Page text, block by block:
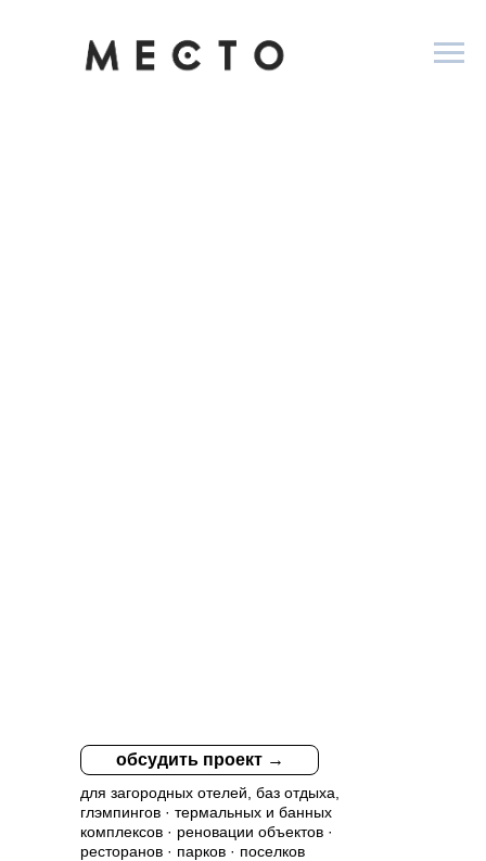
обсудить проект →
для загородных отелей, баз отдыха,
глэмпингов · термальных и банных
комплексов · реновации объектов ·
ресторанов · парков · поселков